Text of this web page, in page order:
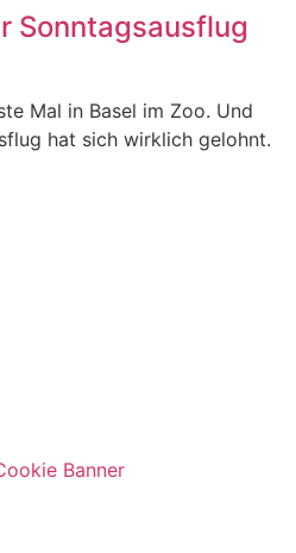
Sonntagsausflug
Mal in Basel im Zoo. Und
hat sich wirklich gelohnt.
Banner